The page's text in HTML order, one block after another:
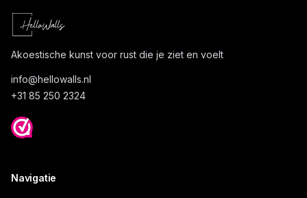
Akoestische kunst voor rust die je ziet en voelt
info@hellowalls.nl
+31 85 250 2324
Navigatie